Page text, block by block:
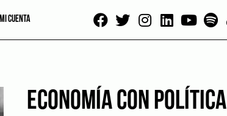
MI CUENTA
ECONOMÍA CON POLÍTICA